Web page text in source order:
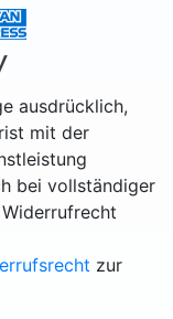
ausdrücklich,
mit der
bei vollständiger
zur